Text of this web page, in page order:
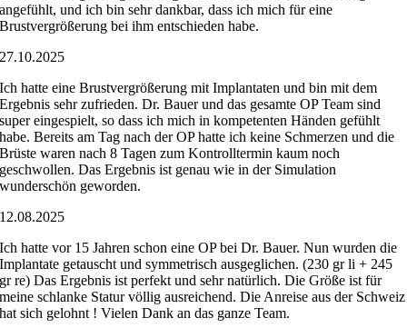
angefühlt, und ich bin sehr dankbar, dass ich mich für eine
Brustvergrößerung bei ihm entschieden habe.
27.10.2025
Ich hatte eine Brustvergrößerung mit Implantaten und bin mit dem
Ergebnis sehr zufrieden. Dr. Bauer und das gesamte OP Team sind
super eingespielt, so dass ich mich in kompetenten Händen gefühlt
habe. Bereits am Tag nach der OP hatte ich keine Schmerzen und die
Brüste waren nach 8 Tagen zum Kontrolltermin kaum noch
geschwollen. Das Ergebnis ist genau wie in der Simulation
wunderschön geworden.
12.08.2025
Ich hatte vor 15 Jahren schon eine OP bei Dr. Bauer. Nun wurden die
Implantate getauscht und symmetrisch ausgeglichen. (230 gr li + 245
gr re) Das Ergebnis ist perfekt und sehr natürlich. Die Größe ist für
meine schlanke Statur völlig ausreichend. Die Anreise aus der Schweiz
hat sich gelohnt ! Vielen Dank an das ganze Team.